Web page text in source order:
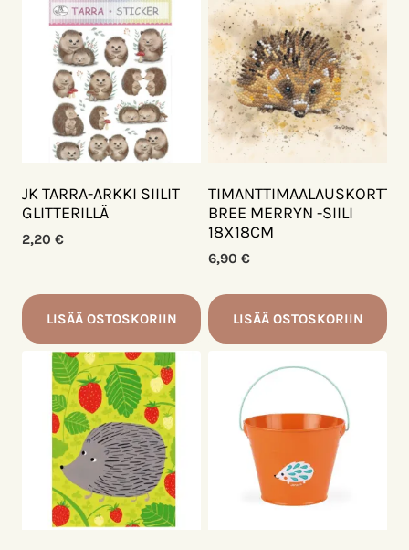
JK TARRA-ARKKI SIILIT
GLITTERILLÄ
2,20 €
LISÄÄ OSTOSKORIIN
TIMANTTIMAALAUSKORTTI
BREE MERRYN -SIILI
18X18CM
6,90 €
LISÄÄ OSTOSKORIIN